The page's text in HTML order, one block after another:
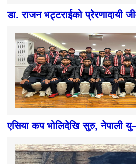
डा. राजन भट्टराईको प्रेरणादायी
एसिया कप भोलिदेखि सुरु, नेपाली